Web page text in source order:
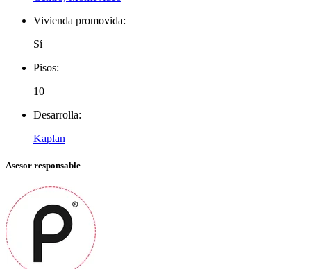
Vivienda promovida:
Sí
Pisos:
10
Desarrolla:
Kaplan
Asesor responsable